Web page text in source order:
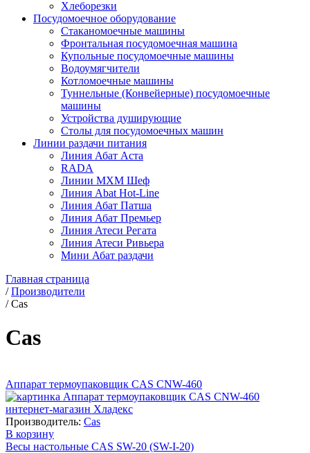
Хлеборезки
Посудомоечное оборудование
Стаканомоечные машины
Фронтальная посудомоечная машина
Купольные посудомоечные машины
Водоумягчители
Котломоечные машины
Туннельные (Конвейерные) посудомоечные
машины
Устройства душирующие
Столы для посудомоечных машин
Линии раздачи питания
Линия Абат Аста
RADA
Линии МХМ Шеф
Линия Abat Hot-Line
Линия Абат Патша
Линия Абат Премьер
Линия Атеси Регата
Линия Атеси Ривьера
Мини Абат раздачи
Главная страница
/Производители
/Cas
Cas
Аппарат термоупаковщик СAS CNW-460
Производитель: Cas
В корзину
Весы настольные CAS SW-20 (SW-I-20)